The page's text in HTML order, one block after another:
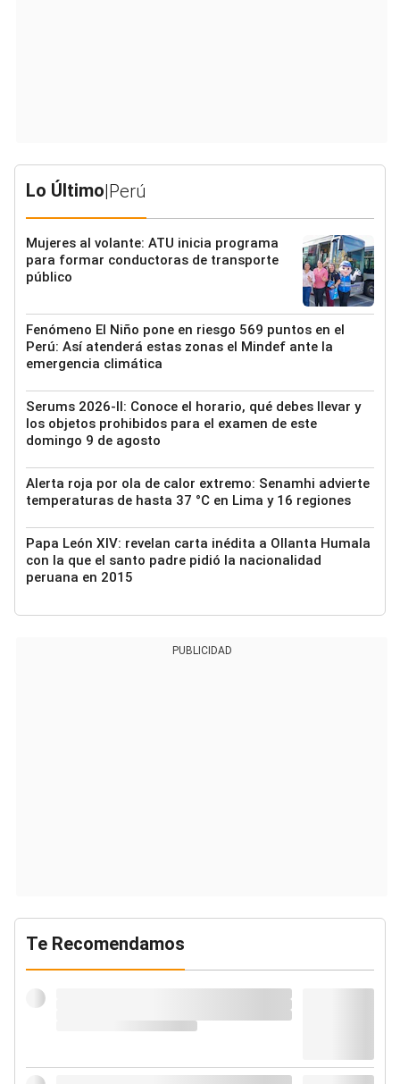
Lo Último|Perú
Mujeres al volante: ATU inicia programa
para formar conductoras de transporte
público
Fenómeno El Niño pone en riesgo 569 puntos en el
Perú: Así atenderá estas zonas el Mindef ante la
emergencia climática
Serums 2026-II: Conoce el horario, qué debes llevar y
los objetos prohibidos para el examen de este
domingo 9 de agosto
Alerta roja por ola de calor extremo: Senamhi advierte
temperaturas de hasta 37 °C en Lima y 16 regiones
Papa León XIV: revelan carta inédita a Ollanta Humala
con la que el santo padre pidió la nacionalidad
peruana en 2015
PUBLICIDAD
Te Recomendamos